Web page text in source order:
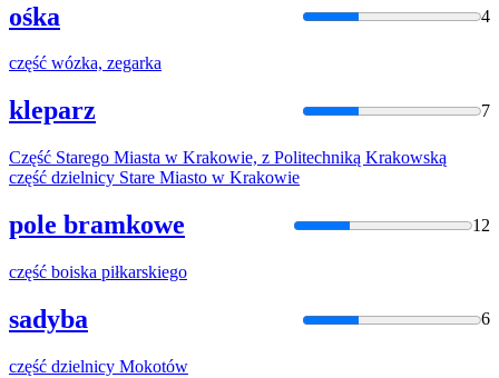
ośka 4
część wózka, zegarka
kleparz 7
Część Starego Miasta w Krakowie, z Politechniką Krakowską
część dzielnicy Stare Miasto w Krakowie
pole bramkowe 12
część boiska piłkarskiego
sadyba 6
część dzielnicy Mokotów